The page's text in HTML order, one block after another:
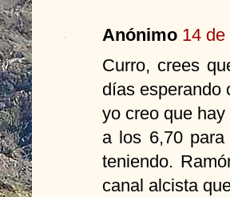
Anónimo 14
Curro, crees
días esperando
yo creo que
a los 6,70
teniendo.
canal alcista